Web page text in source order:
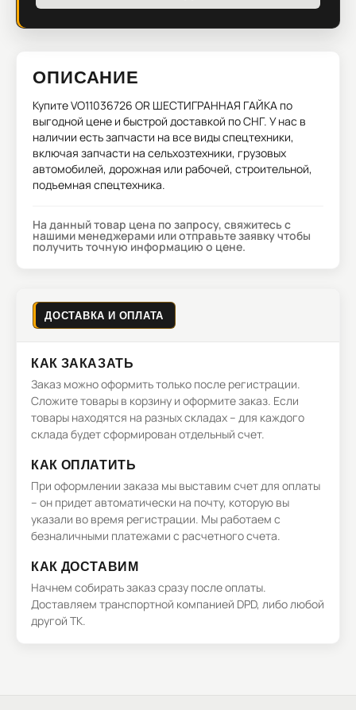
ОПИСАНИЕ
КупитеVO11036726 OR ШЕСТИГРАННАЯ ГАЙКА по
выгодной цене и быстрой доставкой по СНГ. У нас в
наличии есть запчасти на все виды спецтехники,
включая запчасти на сельхозтехники, грузовых
автомобилей, дорожная или рабочей, строительной,
подъемная спецтехника.
На данный товар цена по запросу, свяжитесь с
нашими менеджерами или отправьте заявку чтобы
получить точную информацию о цене.
ДОСТАВКА И ОПЛАТА
КАК ЗАКАЗАТЬ
Заказ можно оформить только после регистрации.
Сложите товары в корзину и оформите заказ. Если
товары находятся на разных складах – для каждого
склада будет сформирован отдельный счет.
КАК ОПЛАТИТЬ
При оформлении заказа мы выставим счет для оплаты
– он придет автоматически на почту, которую вы
указали во время регистрации. Мы работаем с
безналичными платежами с расчетного счета.
КАК ДОСТАВИМ
Начнем собирать заказ сразу после оплаты.
Доставляем транспортной компанией DPD, либо любой
другой ТК.